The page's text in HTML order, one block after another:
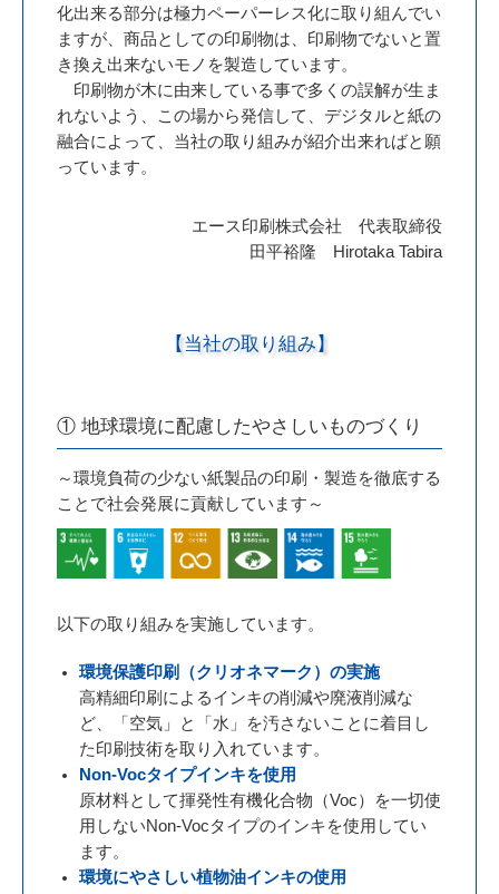
化出来る部分は極力ペーパーレス化に取り組んでい
ますが、商品としての印刷物は、印刷物でないと置
き換え出来ないモノを製造しています。
印刷物が木に由来している事で多くの誤解が生ま
れないよう、この場から発信して、デジタルと紙の
融合によって、当社の取り組みが紹介出来ればと願
っています。
エース印刷株式会社 代表取締役
田平裕隆 Hirotaka Tabira
【当社の取り組み】
① 地球環境に配慮したやさしいものづくり
～環境負荷の少ない紙製品の印刷・製造を徹底する
ことで社会発展に貢献しています～
以下の取り組みを実施しています。
環境保護印刷（クリオネマーク）の実施
高精細印刷によるインキの削減や廃液削減な
ど、「空気」と「水」を汚さないことに着目し
た印刷技術を取り入れています。
Non-Vocタイプインキを使用
原材料として揮発性有機化合物（Voc）を一切使
用しないNon-Vocタイプのインキを使用してい
ます。
環境にやさしい植物油インキの使用